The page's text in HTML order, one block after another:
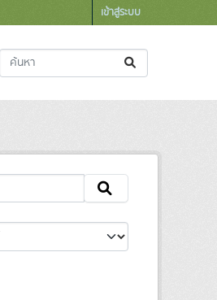
เข้าสู่ระบบ